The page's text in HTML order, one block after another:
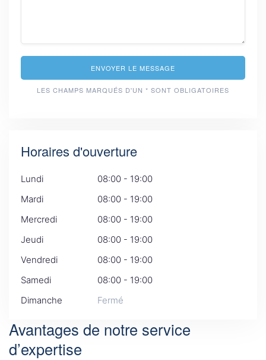
ENVOYER LE MESSAGE
LES CHAMPS MARQUÉS D'UN * SONT OBLIGATOIRES
Horaires d'ouverture
Lundi
08:00 - 19:00
Mardi
08:00 - 19:00
Mercredi
08:00 - 19:00
Jeudi
08:00 - 19:00
Vendredi
08:00 - 19:00
Samedi
08:00 - 19:00
Dimanche
Fermé
Avantages de notre service
d’expertise